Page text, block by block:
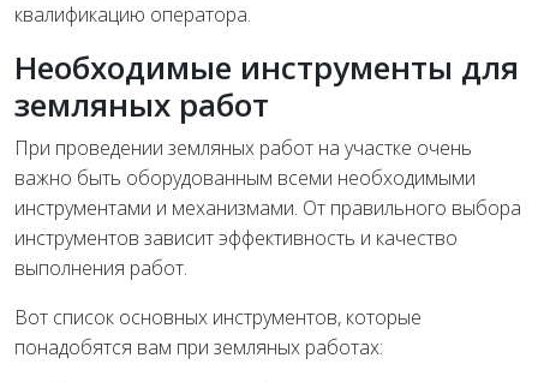
квалификацию оператора.
Необходимые инструменты для
земляных работ
При проведении земляных работ на участке очень
важно быть оборудованным всеми необходимыми
инструментами и механизмами. От правильного выбора
инструментов зависит эффективность и качество
выполнения работ.
Вот список основных инструментов, которые
понадобятся вам при земляных работах: